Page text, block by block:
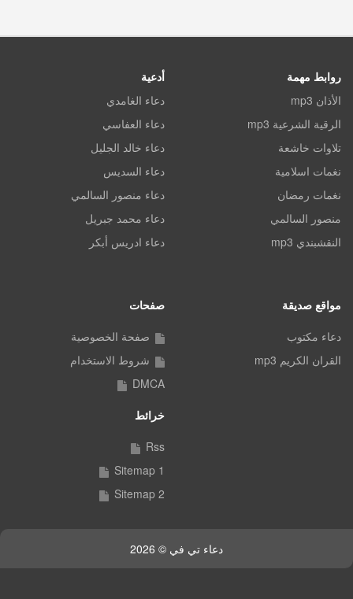
روابط مهمة
الأذان mp3
الرقية الشرعية mp3
تلاوات خاشعة
نغمات اسلامية
نغمات رمضان
منصور السالمي
النقشبندي mp3
أدعية
دعاء الغامدي
دعاء العفاسي
دعاء خالد الجليل
دعاء السديس
دعاء منصور السالمي
دعاء محمد جبريل
دعاء ادريس أبكر
مواقع صديقة
دعاء مكتوب
القران الكريم mp3
صفحات
صفحة الخصوصية
شروط الاستخدام
DMCA
خرائط
Rss
Sitemap 1
Sitemap 2
دعاء تي في © 2026